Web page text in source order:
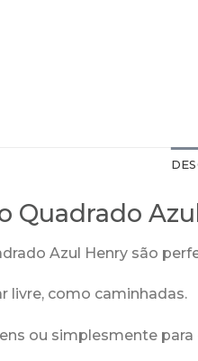
Quadrado
Azul Henry são
livre, como caminhadas.
ou simplesmente